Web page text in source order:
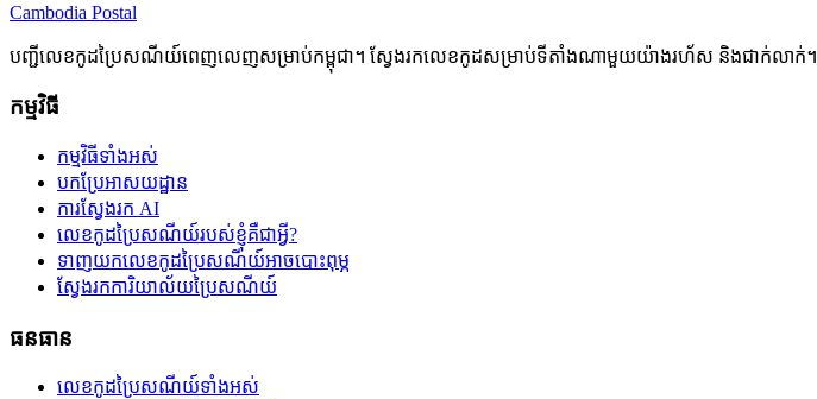
Cambodia Postal
បញ្ជីលេខកូដប្រៃសណីយ៍ពេញលេញសម្រាប់កម្ពុជា។ ស្វែងរកលេខកូដសម្រាប់ទីតាំងណាមួយយ៉ាងរហ័ស និងជាក់លាក់។
កម្មវិធី
កម្មវិធីទាំងអស់
បកប្រែអាសយដ្ឋាន
ការស្វែងរក AI
លេខកូដប្រៃសណីយ៍របស់ខ្ញុំគឺជាអ្វី?
ទាញយកលេខកូដប្រៃសណីយ៍អាចបោះពុម្ភ
ស្វែងរកការិយាល័យប្រៃសណីយ៍
ធនធាន
លេខកូដប្រៃសណីយ៍ទាំងអស់